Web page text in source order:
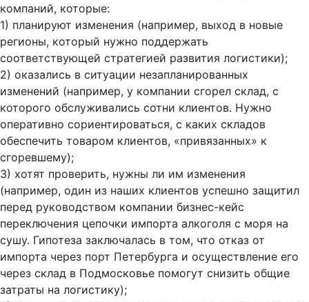
компаний, которые:
1) планируют изменения (например, выход в новые
регионы, который нужно поддержать
соответствующей стратегией развития логистики);
2) оказались в ситуации незапланированных
изменений (например, у компании сгорел склад, с
которого обслуживались сотни клиентов. Нужно
оперативно сориентироваться, с каких складов
обеспечить товаром клиентов, «привязанных» к
сгоревшему);
3) хотят проверить, нужны ли им изменения
(например, один из наших клиентов успешно защитил
перед руководством компании бизнес-кейс
переключения цепочки импорта алкоголя с моря на
сушу. Гипотеза заключалась в том, что отказ от
импорта через порт Петербурга и осуществление его
через склад в Подмосковье помогут снизить общие
затраты на логистику);